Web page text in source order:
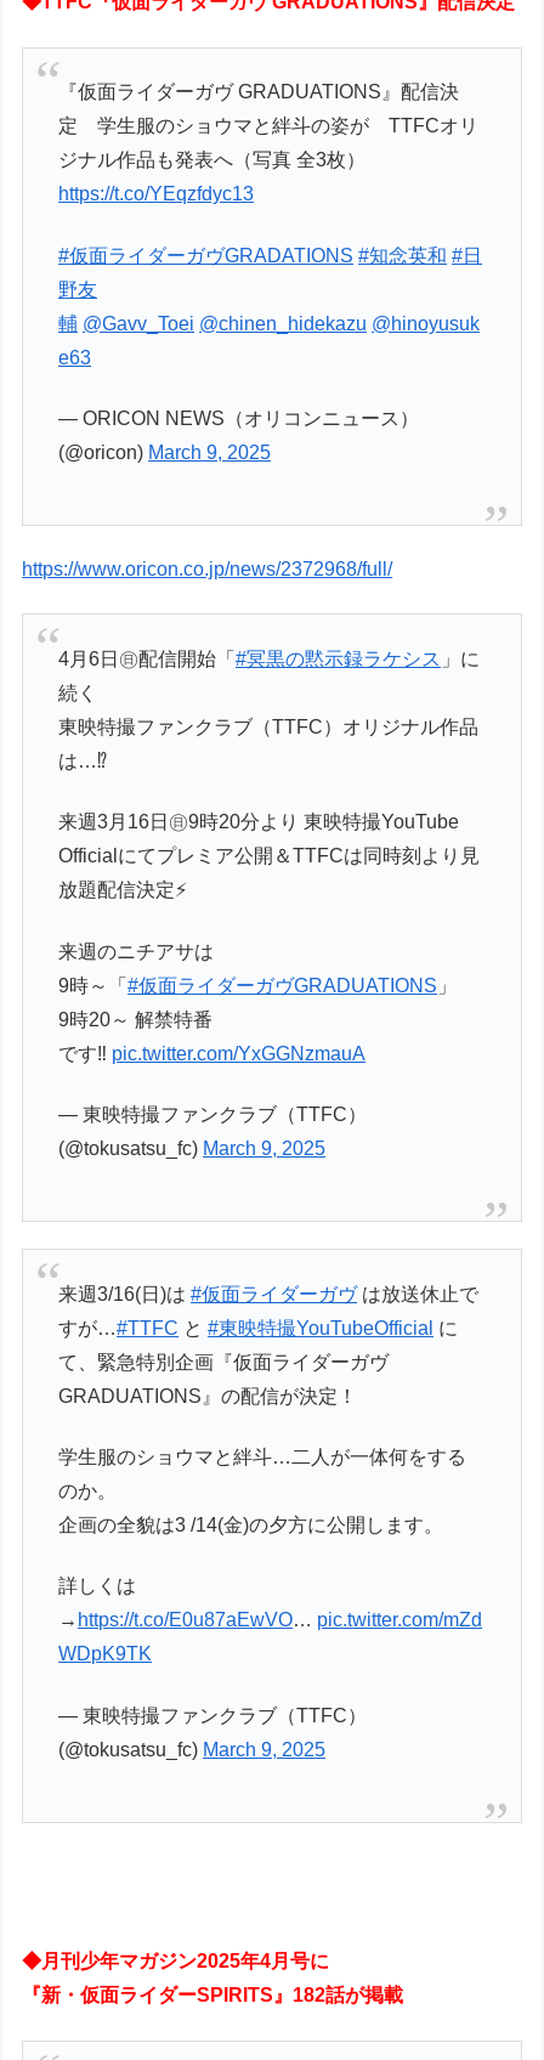
『仮面ライダーガヴ GRADUATIONS』配信決
定 学生服のショウマと絆斗の姿が TTFCオリ
ジナル作品も発表へ（写真 全3枚）
https://t.co/YEqzfdyc13
#仮面ライダーガヴGRADATIONS #知念英和 #日
野友
輔 @Gavv_Toei @chinen_hidekazu @hinoyusuk
e63
— ORICON NEWS（オリコンニュース）
(@oricon) March 9, 2025
https://www.oricon.co.jp/news/2372968/full/
4月6日㊐配信開始「#冥黒の黙示録ラケシス 」に
続く
東映特撮ファンクラブ（TTFC）オリジナル作品
は…⁉
来週3月16日㊐9時20分より 東映特撮YouTube
Officialにてプレミア公開＆TTFCは同時刻より見
放題配信決定⚡
来週のニチアサは
9時～「#仮面ライダーガヴGRADUATIONS 」
9時20～ 解禁特番
です‼ pic.twitter.com/YxGGNzmauA
— 東映特撮ファンクラブ（TTFC）
(@tokusatsu_fc) March 9, 2025
来週3/16(日)は#仮面ライダーガヴは放送休止で
すが…#TTFC と#東映特撮YouTubeOfficial に
て、緊急特別企画『仮面ライダーガヴ
GRADUATIONS』の配信が決定！
学生服のショウマと絆斗…二人が一体何をする
のか。
企画の全貌は3 /14(金)の夕方に公開します。
詳しくは
→ https://t.co/E0u87aEwVO… pic.twitter.com/mZd
WDpK9TK
— 東映特撮ファンクラブ（TTFC）
(@tokusatsu_fc) March 9, 2025
◆月刊少年マガジン2025年4月号に
『新・仮面ライダーSPIRITS』182話が掲載